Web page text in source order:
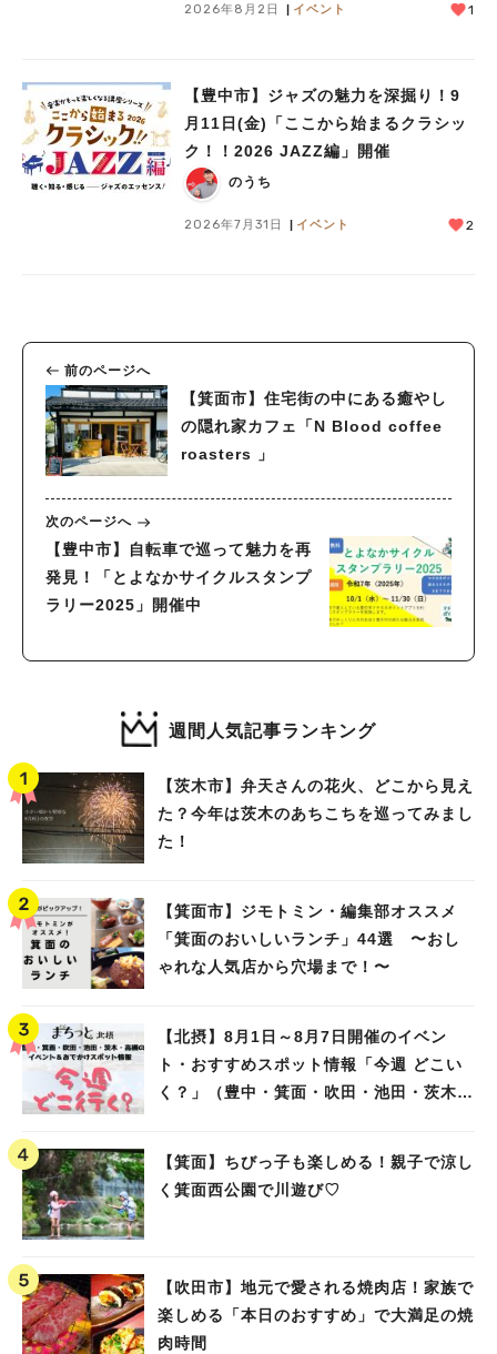
2026年8月2日 イベント 1
【豊中市】ジャズの魅力を深掘り！9
月11日(金)「ここから始まるクラシッ
ク！！2026 JAZZ編」開催
のうち
2026年7月31日 イベント 2
前のページへ
【箕面市】住宅街の中にある癒やし
の隠れ家カフェ「N Blood coffee
roasters 」
次のページへ
【豊中市】自転車で巡って魅力を再
発見！「とよなかサイクルスタンプ
ラリー2025」開催中
週間人気記事ランキング
【茨木市】弁天さんの花火、どこから見え
た？今年は茨木のあちこちを巡ってみまし
た！
【箕面市】ジモトミン・編集部オススメ
「箕面のおいしいランチ」44選 〜おし
ゃれな人気店から穴場まで！〜
【北摂】8月1日～8月7日開催のイベン
ト・おすすめスポット情報「今週 どこい
く？」（豊中・箕面・吹田・池田・茨木・
【箕面】ちびっ子も楽しめる！親子で涼し
く箕面西公園で川遊び♡
【吹田市】地元で愛される焼肉店！家族で
楽しめる「本日のおすすめ」で大満足の焼
肉時間